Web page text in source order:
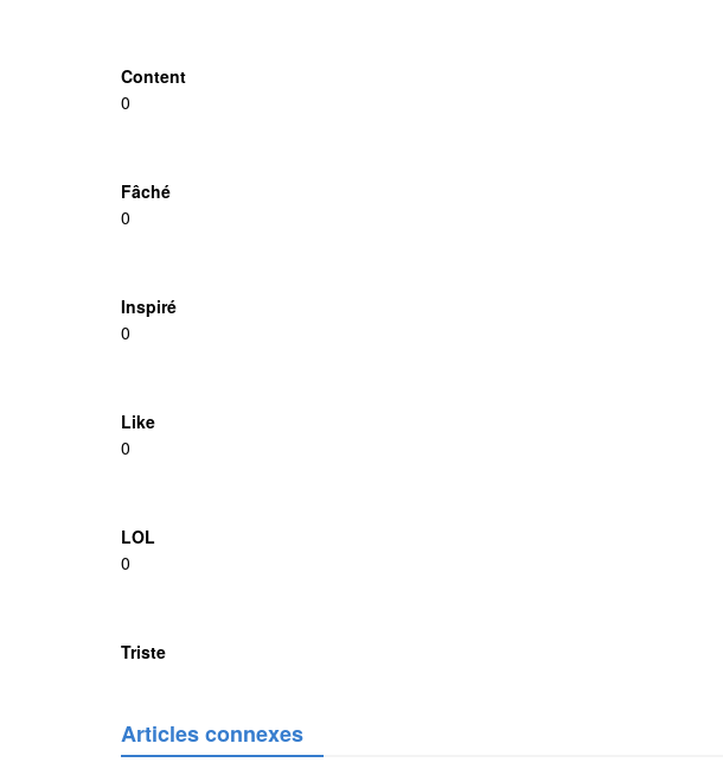
Content
0
Fâché
0
Inspiré
0
Like
0
LOL
0
Triste
Articles connexes